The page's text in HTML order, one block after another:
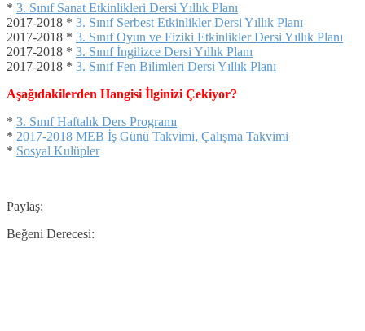
* 3. Sınıf Sanat Etkinlikleri Dersi Yıllık Planı
2017-2018 * 3. Sınıf Serbest Etkinlikler Dersi Yıllık Planı
2017-2018 * 3. Sınıf Oyun ve Fiziki Etkinlikler Dersi Yıllık Planı
2017-2018 * 3. Sınıf İngilizce Dersi Yıllık Planı
2017-2018 * 3. Sınıf Fen Bilimleri Dersi Yıllık Planı
Aşağıdakilerden Hangisi İlginizi Çekiyor?
* 3. Sınıf Haftalık Ders Programı
* 2017-2018 MEB İş Günü Takvimi, Çalışma Takvimi
* Sosyal Kulüpler
Paylaş:
Beğeni Derecesi: